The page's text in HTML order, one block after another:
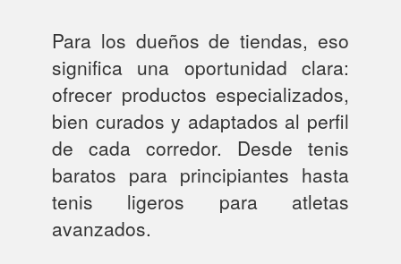
Para los dueños de tiendas, eso
significa una oportunidad clara:
ofrecer productos especializados,
bien curados y adaptados al perfil
de cada corredor. Desde tenis
baratos para principiantes hasta
tenis ligeros para atletas
avanzados.